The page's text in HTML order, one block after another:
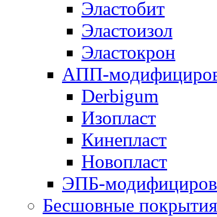
Эластобит
Эластоизол
Эластокрон
АПП-
Derbigum
Изопласт
Кинепласт
Новопласт
ЭПБ-
Бесшовные покрытия